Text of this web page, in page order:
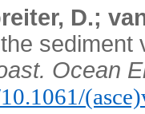
D.;
Ocean